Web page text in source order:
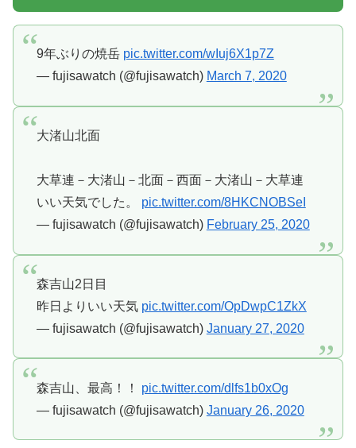
9年ぶりの焼岳 pic.twitter.com/wIuj6X1p7Z
— fujisawatch (@fujisawatch) March 7, 2020
大渚山北面
大草連－大渚山－北面－西面－大渚山－大草連
いい天気でした。 pic.twitter.com/8HKCNOBSeI
— fujisawatch (@fujisawatch) February 25, 2020
森吉山2日目
昨日よりいい天気 pic.twitter.com/OpDwpC1ZkX
— fujisawatch (@fujisawatch) January 27, 2020
森吉山、最高！！ pic.twitter.com/dlfs1b0xOg
— fujisawatch (@fujisawatch) January 26, 2020